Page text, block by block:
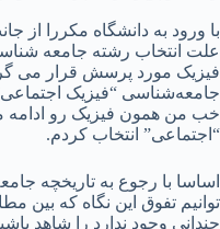
با ورود به دانشگاه مکررا از
علت انتخاب رشته جامعه
فیزیک مورد پرسش قرار می
جامعه‌شناسی “فیزیک
خب من همون فیزیک رو
“اجتماعی” انتخاب کردم.
اساسا با رجوع به تاریخچه
توانیم تفوق این نگاه که بین
چندانی وجود ندارد را شاهد